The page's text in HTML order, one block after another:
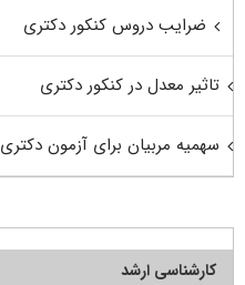
ضرایب دروس کنکور دکتری
تاثیر معدل در کنکور دکتری
سهمیه مربیان برای آزمون دکتری
کارشناسی ارشد